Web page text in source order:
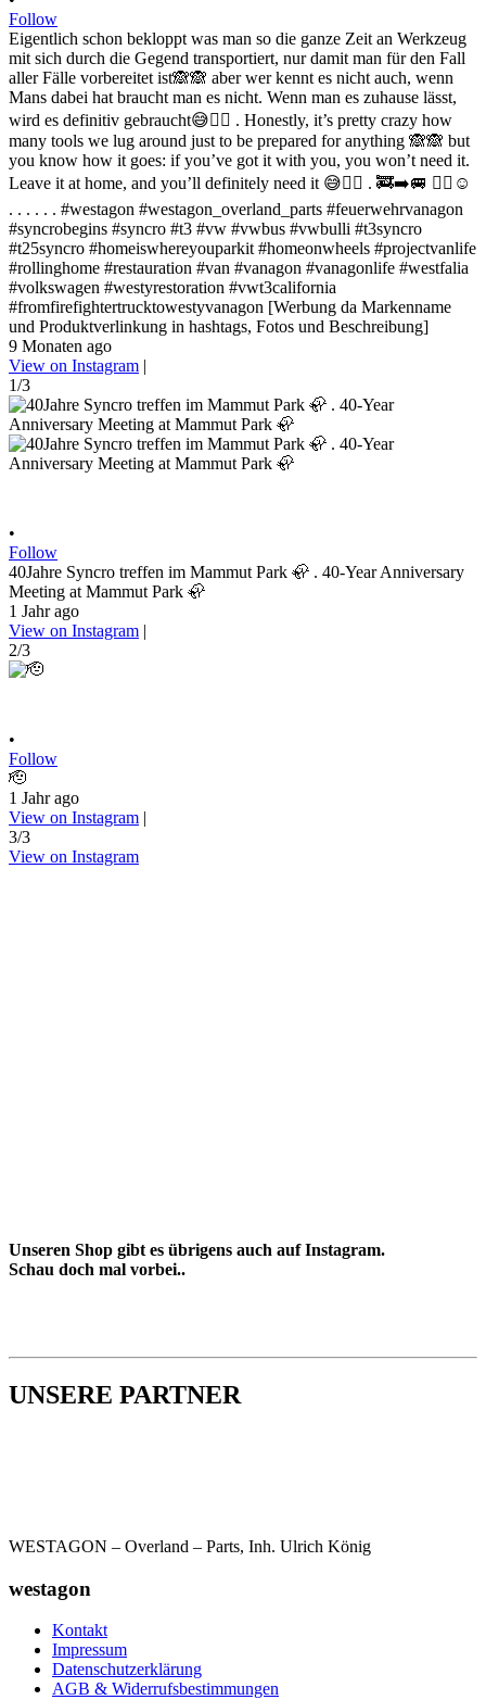
Follow
Eigentlich schon bekloppt was man so die ganze Zeit an Werkzeug
mit sich durch die Gegend transportiert, nur damit man für den Fall
aller Fälle vorbereitet ist🙈🙈 aber wer kennt es nicht auch, wenn
Mans dabei hat braucht man es nicht. Wenn man es zuhause lässt,
wird es definitiv gebraucht😅✌🏻 . Honestly, it’s pretty crazy how
many tools we lug around just to be prepared for anything 🙈🙈 but
you know how it goes: if you’ve got it with you, you won’t need it.
Leave it at home, and you’ll definitely need it 😅✌🏻 . 🚒➡️🚐 ✌🏻☺️
. . . . . . #westagon #westagon_overland_parts #feuerwehrvanagon
#syncrobegins #syncro #t3 #vw #vwbus #vwbulli #t3syncro
#t25syncro #homeiswhereyouparkit #homeonwheels #projectvanlife
#rollinghome #restauration #van #vanagon #vanagonlife #westfalia
#volkswagen #westyrestoration #vwt3california
#fromfirefightertrucktowestyvanagon [Werbung da Markenname
und Produktverlinkung in hashtags, Fotos und Beschreibung]
9 Monaten ago
View on Instagram |
1/3
•
Follow
40Jahre Syncro treffen im Mammut Park 🦣 . 40-Year Anniversary
Meeting at Mammut Park 🦣
1 Jahr ago
View on Instagram |
2/3
•
Follow
🫡
1 Jahr ago
View on Instagram |
3/3
View on Instagram
Unseren Shop gibt es übrigens auch auf Instagram.
Schau doch mal vorbei..
UNSERE PARTNER
WESTAGON – Overland – Parts, Inh. Ulrich König
westagon
Kontakt
Impressum
Datenschutzerklärung
AGB & Widerrufsbestimmungen